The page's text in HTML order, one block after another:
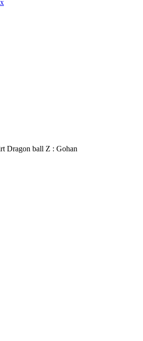
Dragon ball Z : Gohan